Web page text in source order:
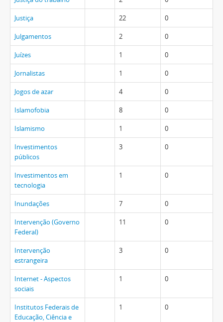
Justiça 22 0
Julgamentos 2 0
Juízes 1 0
Jornalistas 1 0
Jogos de azar 4 0
Islamofobia 8 0
Islamismo 1 0
Investimentos
públicos
3 0
Investimentos em
tecnologia
1 0
Inundações 7 0
Intervenção (Governo
Federal)
11 0
Intervenção
estrangeira
3 0
Internet - Aspectos
sociais
1 0
Institutos Federais de
Educação, Ciência e
1 0